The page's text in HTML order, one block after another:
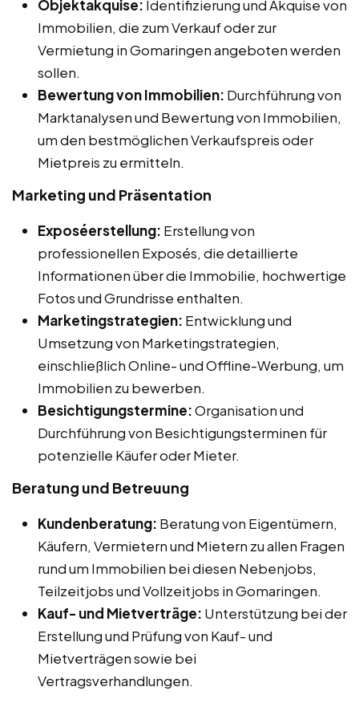
Objektakquise: Identifizierung und Akquise von
Immobilien, die zum Verkauf oder zur
Vermietung in Gomaringen angeboten werden
sollen.
Bewertung von Immobilien: Durchführung von
Marktanalysen und Bewertung von Immobilien,
um den bestmöglichen Verkaufspreis oder
Mietpreis zu ermitteln.
Marketing und Präsentation
Exposéerstellung: Erstellung von
professionellen Exposés, die detaillierte
Informationen über die Immobilie, hochwertige
Fotos und Grundrisse enthalten.
Marketingstrategien: Entwicklung und
Umsetzung von Marketingstrategien,
einschließlich Online- und Offline-Werbung, um
Immobilien zu bewerben.
Besichtigungstermine:Organisation und
Durchführung von Besichtigungsterminen für
potenzielle Käufer oder Mieter.
Beratung und Betreuung
Kundenberatung: Beratung von Eigentümern,
Käufern, Vermietern und Mietern zu allen Fragen
rund um Immobilien bei diesen Nebenjobs,
Teilzeitjobs und Vollzeitjobs in Gomaringen.
Kauf- und Mietverträge: Unterstützung bei der
Erstellung und Prüfung von Kauf- und
Mietverträgen sowie bei
Vertragsverhandlungen.